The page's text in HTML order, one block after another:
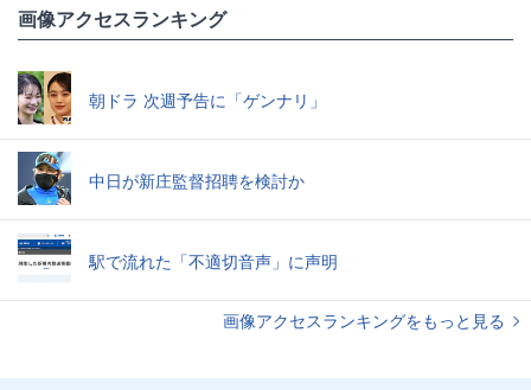
画像アクセスランキング
朝ドラ 次週予告に「ゲンナリ」
中日が新庄監督招聘を検討か
駅で流れた「不適切音声」に声明
画像アクセスランキングをもっと見る